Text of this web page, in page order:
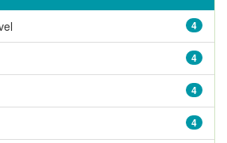
4
4
4
4